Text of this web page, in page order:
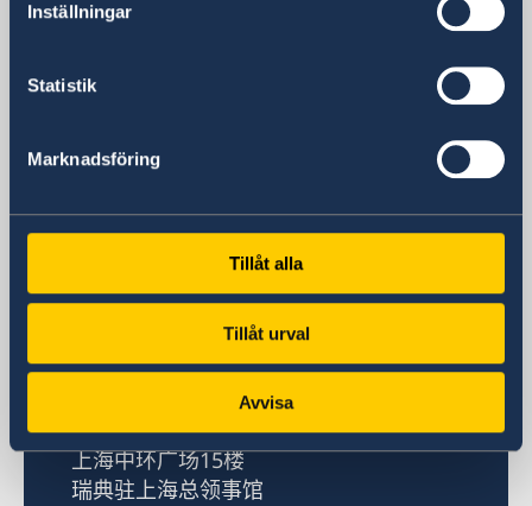
Inställningar
Statistik
Marknadsföring
Tillåt alla
Tillåt urval
Avvisa
周一至周五 9:00 - 11:00
+86-21-5359 9639 +86 21 5359 9639
签证处电子邮箱
generalkonsulat.shanghai-visum@gov.se
generalkonsulat.shanghai-visum@gov.se
瑞典驻上海总领事馆
中国上海市淮海中路381号
上海中环广场15楼
瑞典驻上海总领事馆